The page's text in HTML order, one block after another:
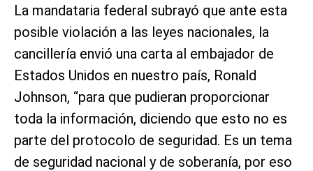
La mandataria federal subrayó que ante esta
posible violación a las leyes nacionales, la
cancillería envió una carta al embajador de
Estados Unidos en nuestro país, Ronald
Johnson, “para que pudieran proporcionar
toda la información, diciendo que esto no es
parte del protocolo de seguridad. Es un tema
de seguridad nacional y de soberanía, por eso